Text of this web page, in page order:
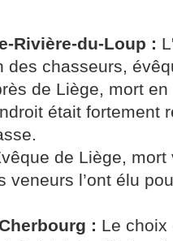
Rivière-du-Loup :
des chasseurs,
de Liège, mort
était fortement
de Liège, mort
veneurs l’ont élu
: Le choix